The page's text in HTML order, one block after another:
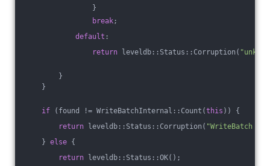
}
break;
default :
return leveldb::Status::Corruption(
}
}
if (found != WriteBatchInternal::Count(this )) {
return leveldb::Status::Corruption( "WriteBatch
} else {
return leveldb::Status::OK();